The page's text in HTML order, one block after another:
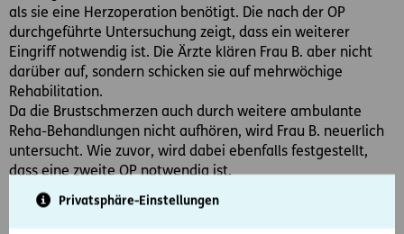
Privatsphäre-Einstellungen
als sie eine Herzoperation benötigt. Die nach der OP
durchgeführte Untersuchung zeigt, dass ein weiterer
Eingriff notwendig ist. Die Ärzte klären Frau B. aber nicht
darüber auf, sondern schicken sie auf mehrwöchige
Rehabilitation.
Da die Brustschmerzen auch durch weitere ambulante
Reha-Behandlungen nicht aufhören, wird Frau B. neuerlich
untersucht. Wie zuvor, wird dabei ebenfalls festgestellt,
dass eine zweite OP notwendig ist.
D.A.S. übernimmt Prozesskostenrisiko